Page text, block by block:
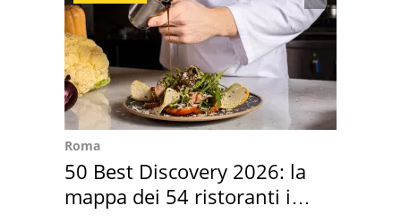
Roma
50 Best Discovery 2026: la
mappa dei 54 ristoranti in